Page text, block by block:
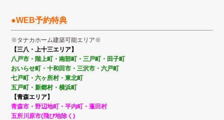
●WEB予約特典
※タナカホーム建築可能エリア※
【三八・上十三エリア】
八戸市・階上町・南部町・三戸町・田子町
おいらせ町・十和田市・三沢市・六戸町
七戸町・六ヶ所村・東北町
五戸町・新郷村・横浜町
【青森エリア】
青森市・野辺地町・平内町・蓬田村
五所川原市(飛び地除く)